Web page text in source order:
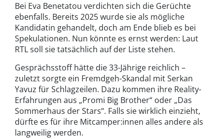
Bei Eva Benetatou verdichten sich die Gerüchte
ebenfalls. Bereits 2025 wurde sie als mögliche
Kandidatin gehandelt, doch am Ende blieb es bei
Spekulationen. Nun könnte es ernst werden: Laut
RTL soll sie tatsächlich auf der Liste stehen.
Gesprächsstoff hätte die 33-Jährige reichlich –
zuletzt sorgte ein Fremdgeh-Skandal mit Serkan
Yavuz für Schlagzeilen. Dazu kommen ihre Reality-
Erfahrungen aus „Promi Big Brother“ oder „Das
Sommerhaus der Stars“. Falls sie wirklich einzieht,
dürfte es für ihre Mitcamper:innen alles andere als
langweilig werden.